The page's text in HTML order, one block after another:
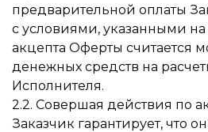
предварительной оплаты
с условиями, указанными
акцепта Оферты считается
денежных средств на
Исполнителя.
2.2. Совершая действия по
Заказчик гарантирует, что